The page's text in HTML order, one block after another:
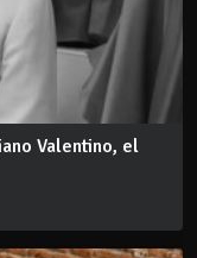
Valentino, el